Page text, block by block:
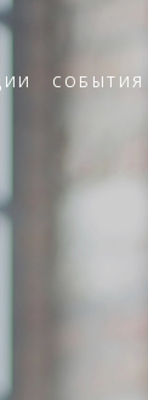
СОБЫТИЯ